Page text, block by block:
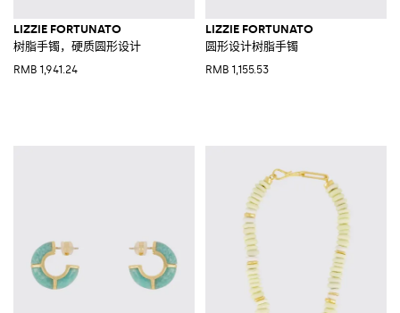
LIZZIE FORTUNATO
树脂手镯，硬质圆形设计
RMB 1,941.24
LIZZIE FORTUNATO
圆形设计树脂手镯
RMB 1,155.53